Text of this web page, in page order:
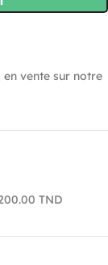
vente sur notre
TND